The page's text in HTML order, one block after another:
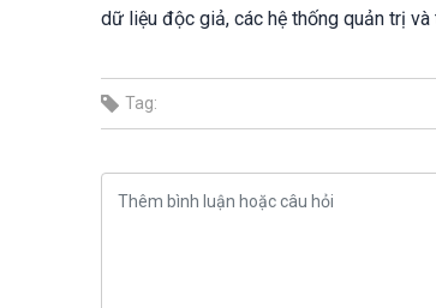
dữ liệu độc giả, các hệ thống quản trị và
Tag: